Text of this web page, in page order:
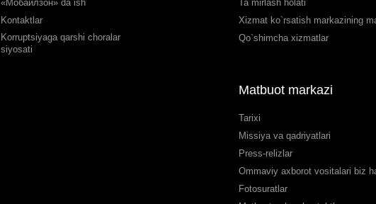
«Мобайлзон» da ish
Kontaktlar
Korruptsiyaga qarshi choralar
siyosati
Ta`mirlash holati
Xizmat ko`rsatish markazining
Qo`shimcha xizmatlar
Matbuot markazi
Tarixi
Missiya va qadriyatlari
Press-relizlar
Ommaviy axborot vositalari biz
Fotosuratlar